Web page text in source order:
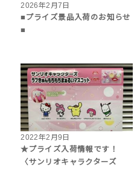
2026年2月7日
■プライズ景品入荷のお知らせ
■
2022年2月9日
★プライズ入荷情報です！
〈サンリオキャラクターズ